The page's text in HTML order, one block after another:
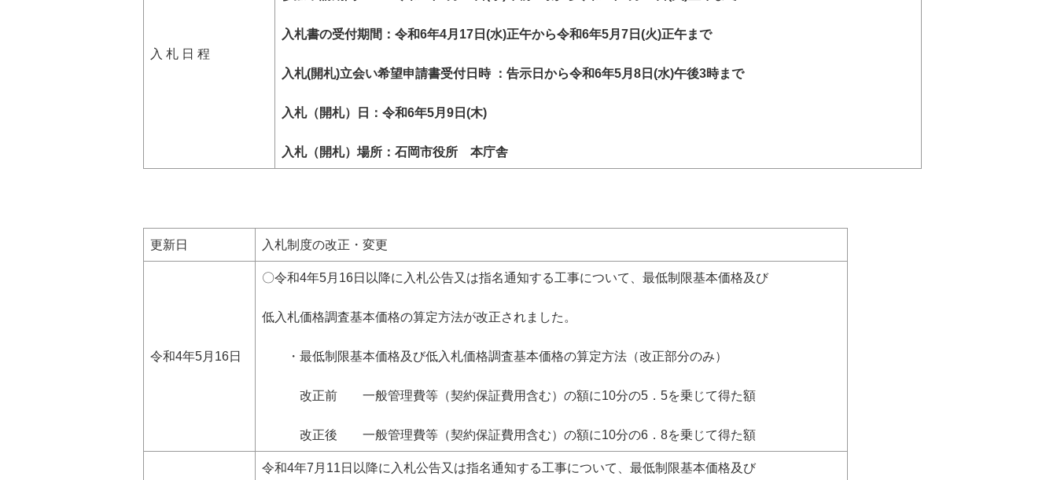
入 札 日 程
入札書の受付期間：令和6年4月17日(水)正午から令和6年5月7日(火)正午まで
入札(開札)立会い希望申請書受付日時 ：告示日から令和6年5月8日(水)午後3時まで
入札（開札）日：令和6年5月9日(木)
入札（開札）場所：石岡市役所 本庁舎
更新日 入札制度の改正・変更
令和4年5月16日
〇令和4年5月16日以降に入札公告又は指名通知する工事について、最低制限基本価格及び
低入札価格調査基本価格の算定方法が改正されました。
・最低制限基本価格及び低入札価格調査基本価格の算定方法（改正部分のみ）
改正前 一般管理費等（契約保証費用含む）の額に10分の5．5を乗じて得た額
改正後 一般管理費等（契約保証費用含む）の額に10分の6．8を乗じて得た額
令和4年7月11日以降に入札公告又は指名通知する工事について、最低制限基本価格及び